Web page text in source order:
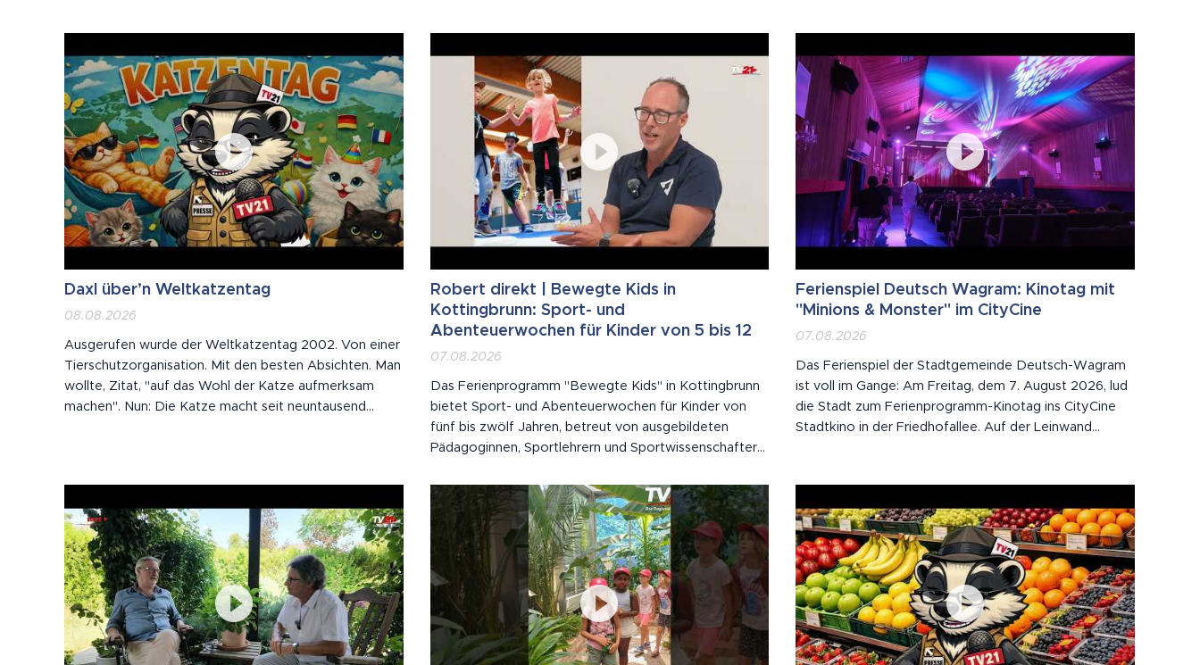
Daxl über’n Weltkatzentag
08.08.2026
Ausgerufen wurde der Weltkatzentag 2002. Von einer
Tierschutzorganisation. Mit den besten Absichten. Man
wollte, Zitat, "auf das Wohl der Katze aufmerksam
machen". Nun: Die Katze macht seit neuntausend
Robert direkt | Bewegte Kids in
Kottingbrunn: Sport- und
Abenteuerwochen für Kinder von 5 bis 12
07.08.2026
Das Ferienprogramm "Bewegte Kids" in Kottingbrunn
bietet Sport- und Abenteuerwochen für Kinder von
fünf bis zwölf Jahren, betreut von ausgebildeten
Pädagoginnen, Sportlehrern und Sportwissenschaftern.
Serie über Holdhaus & Nord in Niederösterreich.
Ferienspiel Deutsch Wagram: Kinotag mit
"Minions & Monster" im CityCine
07.08.2026
Das Ferienspiel der Stadtgemeinde Deutsch-Wagram
ist voll im Gange: Am Freitag, dem 7. August 2026, lud
die Stadt zum Ferienprogramm-Kinotag ins CityCine
Stadtkino in der Friedhofallee. Auf der Leinwand
ganz nach dem Geschmack der jungen Gäste. Der...